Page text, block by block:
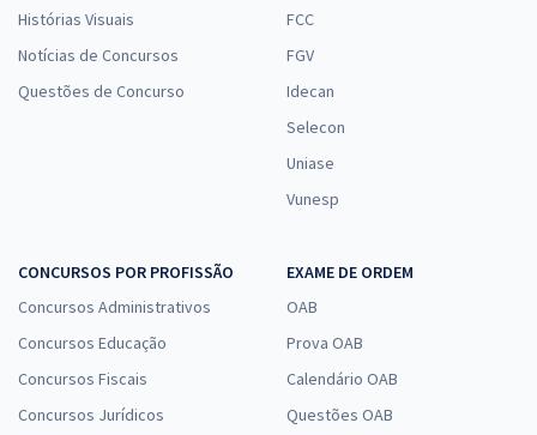
Histórias Visuais
Notícias de Concursos
Questões de Concurso
FCC
FGV
Idecan
Selecon
Uniase
Vunesp
CONCURSOS POR PROFISSÃO
Concursos Administrativos
Concursos Educação
Concursos Fiscais
Concursos Jurídicos
EXAME DE ORDEM
OAB
Prova OAB
Calendário OAB
Questões OAB